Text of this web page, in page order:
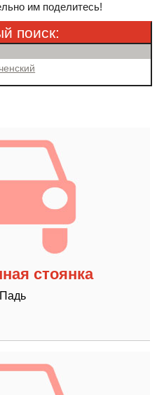
им поделитесь!
поиск:
стоянка